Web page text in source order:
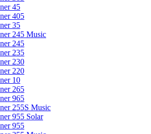
45
405
35
245 Music
245
235
230
220
10
265
965
255S Music
955 Solar
955